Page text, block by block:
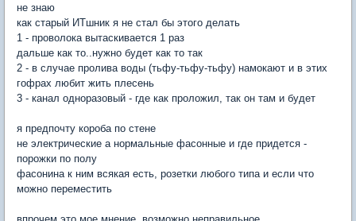
не знаю
как старый ИТшник я не стал бы этого делать
1 - проволока вытаскивается 1 раз
дальше как то..нужно будет как то так
2 - в случае пролива воды (тьфу-тьфу-тьфу) намокают и в этих
гофрах любит жить плесень
3 - канал одноразовый - где как проложил, так он там и будет
я предпочту короба по стене
не электрические а нормальные фасонные и где придется -
порожки по полу
фасонина к ним всякая есть, розетки любого типа и если что
можно переместить